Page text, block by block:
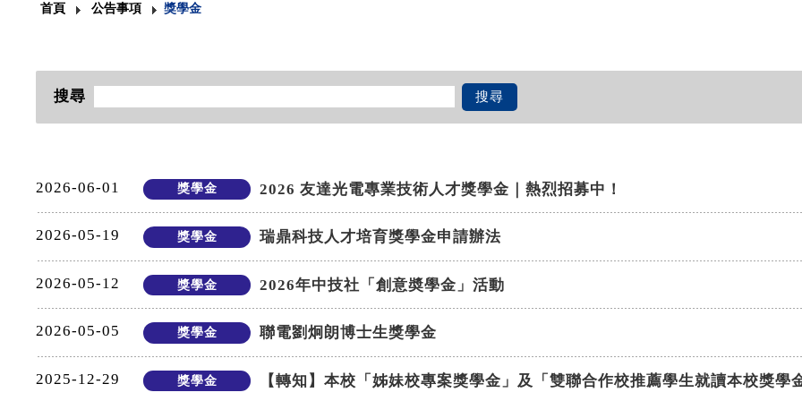
首頁 公告事項 獎學金
搜尋 搜尋
2026-06-01 獎學金 2026 友達光電專業技術人才獎學金｜熱烈招募中！
2026-05-19 獎學金 瑞鼎科技人才培育獎學金申請辦法
2026-05-12 獎學金 2026年中技社「創意奬學金」活動
2026-05-05 獎學金 聯電劉炯朗博士生獎學金
2025-12-29 獎學金 【轉知】本校「姊妹校專案獎學金」及「雙聯合作校推薦學生就讀本校獎學